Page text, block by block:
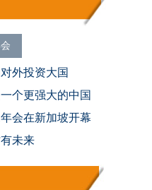
外投资大国
个更强大的中国
会在新加坡开幕
未来